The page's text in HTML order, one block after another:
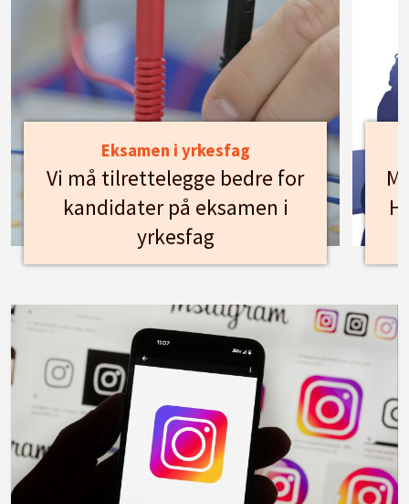
Eksamen i yrkesfag
Vi må tilrettelegge bedre for
kandidater på eksamen i
yrkesfag